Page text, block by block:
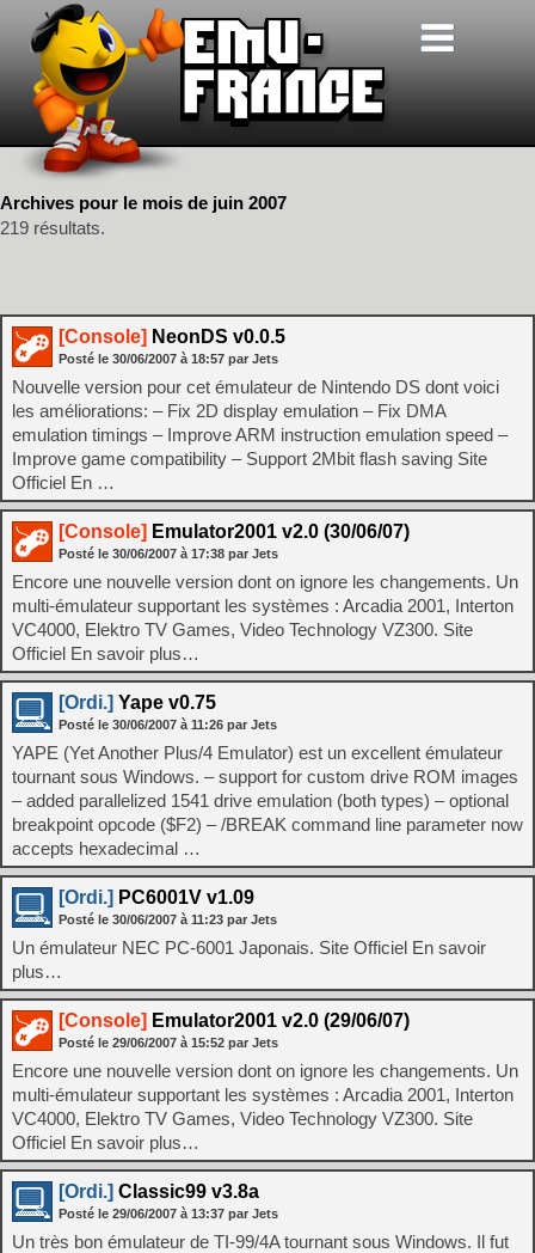
Archives pour le mois de juin 2007
219 résultats.
[Console] NeonDS v0.0.5
Posté le 30/06/2007 à 18:57 par Jets
Nouvelle version pour cet émulateur de Nintendo DS dont voici
les améliorations: – Fix 2D display emulation – Fix DMA
emulation timings – Improve ARM instruction emulation speed –
Improve game compatibility – Support 2Mbit flash saving Site
Officiel En …
[Console] Emulator2001 v2.0 (30/06/07)
Posté le 30/06/2007 à 17:38 par Jets
Encore une nouvelle version dont on ignore les changements. Un
multi-émulateur supportant les systèmes : Arcadia 2001, Interton
VC4000, Elektro TV Games, Video Technology VZ300. Site
Officiel En savoir plus…
[Ordi.] Yape v0.75
Posté le 30/06/2007 à 11:26 par Jets
YAPE (Yet Another Plus/4 Emulator) est un excellent émulateur
tournant sous Windows. – support for custom drive ROM images
– added parallelized 1541 drive emulation (both types) – optional
breakpoint opcode ($F2) – /BREAK command line parameter now
accepts hexadecimal …
[Ordi.] PC6001V v1.09
Posté le 30/06/2007 à 11:23 par Jets
Un émulateur NEC PC-6001 Japonais. Site Officiel En savoir
plus…
[Console] Emulator2001 v2.0 (29/06/07)
Posté le 29/06/2007 à 15:52 par Jets
Encore une nouvelle version dont on ignore les changements. Un
multi-émulateur supportant les systèmes : Arcadia 2001, Interton
VC4000, Elektro TV Games, Video Technology VZ300. Site
Officiel En savoir plus…
[Ordi.] Classic99 v3.8a
Posté le 29/06/2007 à 13:37 par Jets
Un très bon émulateur de TI-99/4A tournant sous Windows. Il fut